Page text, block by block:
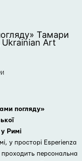
Тамари
Ukrainian Art
погляду»
Римі
у просторі Esperienza
персональна